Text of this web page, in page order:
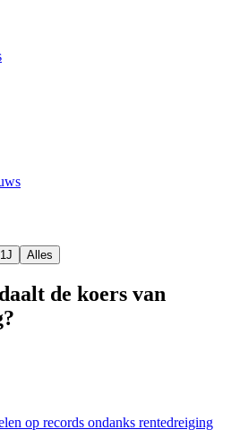
1J Alles
de koers van
op records ondanks rentedreiging